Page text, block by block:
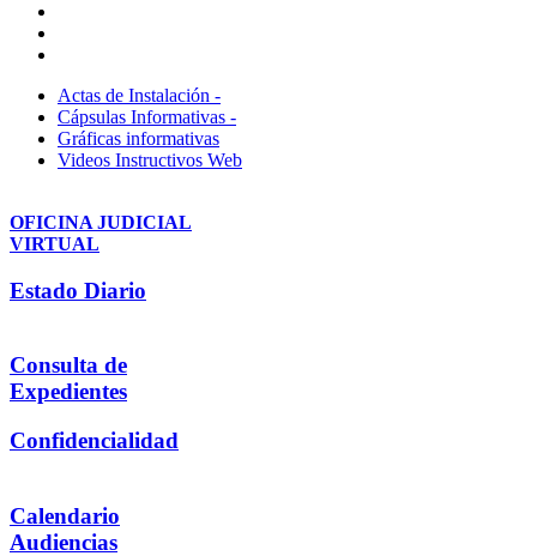
Actas de Instalación -
Cápsulas Informativas -
Gráficas informativas
Videos Instructivos Web
OFICINA JUDICIAL
VIRTUAL
Estado Diario
Consulta de
Expedientes
Confidencialidad
Calendario
Audiencias